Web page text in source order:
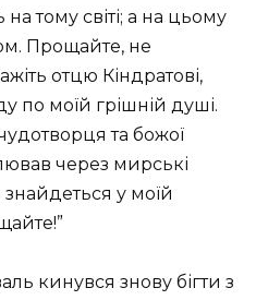
тому світі; а на цьому
Прощайте, не
отцю Кіндратові,
по моїй грішній душі.
та божої
через мирські
у моїй
кинувся знову бігти з